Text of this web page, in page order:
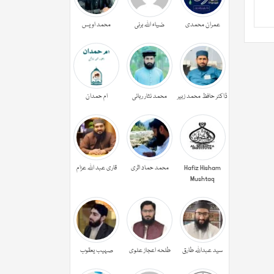
عمران محمدی ضیاء اللہ برنی محمد اویس
ڈاکٹر حافظ محمد زبیر محمد نثار ربانی ام حمدان
Hafiz Hisham
Mushtaq
محمد حماد اثری قاری عبد اللہ عزام
سید عبداللہ طارق طلحہ اعجاز علوی صہیب یعقوب